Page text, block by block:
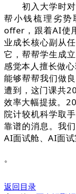
初入大学时对
帮小钱梳理劣势
offer，跟着AI使
业成长核心副从
它，帮帮学生成
感觉本人擅长做
能够帮帮我们做
遭到，这门课共
效率大幅提拔。
院计较机科学取
靠谱的消息。我
AI面试舱、AI面试
。
返回目录